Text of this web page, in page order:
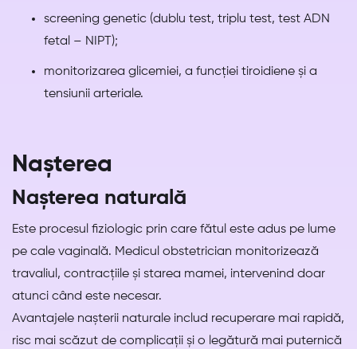
screening genetic (dublu test, triplu test, test ADN
fetal – NIPT);
monitorizarea glicemiei, a funcției tiroidiene și a
tensiunii arteriale.
Nașterea
Nașterea naturală
Este procesul fiziologic prin care fătul este adus pe lume
pe cale vaginală. Medicul obstetrician monitorizează
travaliul, contracțiile și starea mamei, intervenind doar
atunci când este necesar.
Avantajele nașterii naturale includ recuperare mai rapidă,
risc mai scăzut de complicații și o legătură mai puternică